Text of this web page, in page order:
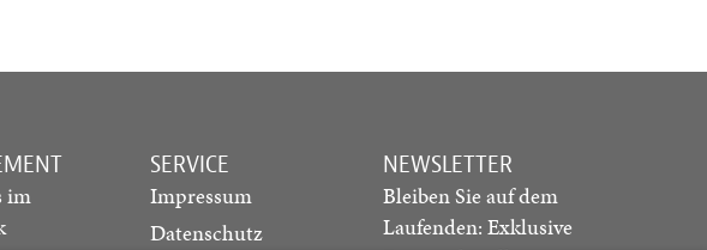
im
SERVICE
Impressum
Datenschutz
NEWSLETTER
Bleiben Sie auf dem
Laufenden: Exklusive